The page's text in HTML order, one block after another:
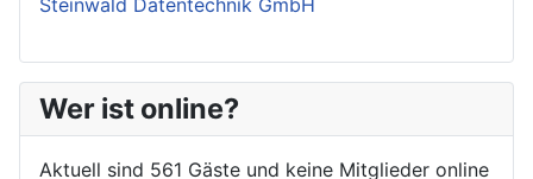
Steinwald Datentechnik GmbH
Wer ist online?
Aktuell sind 561 Gäste und keine Mitglieder online